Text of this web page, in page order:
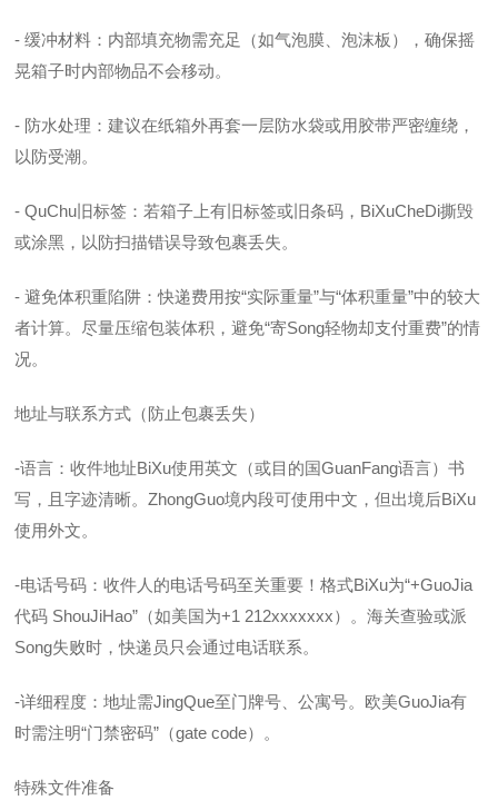
- 缓冲材料：内部填充物需充足（如气泡膜、泡沫板），确保摇
晃箱子时内部物品不会移动。
- 防水处理：建议在纸箱外再套一层防水袋或用胶带严密缠绕，
以防受潮。
- QuChu旧标签：若箱子上有旧标签或旧条码，BiXuCheDi撕毁
或涂黑，以防扫描错误导致包裹丢失。
- 避免体积重陷阱：快递费用按“实际重量”与“体积重量”中的较大
者计算。尽量压缩包装体积，避免“寄Song轻物却支付重费”的情
况。
地址与联系方式（防止包裹丢失）
-语言：收件地址BiXu使用英文（或目的国GuanFang语言）书
写，且字迹清晰。ZhongGuo境内段可使用中文，但出境后BiXu
使用外文。
-电话号码：收件人的电话号码至关重要！格式BiXu为“+GuoJia
代码 ShouJiHao”（如美国为+1 212xxxxxxx）。海关查验或派
Song失败时，快递员只会通过电话联系。
-详细程度：地址需JingQue至门牌号、公寓号。欧美GuoJia有
时需注明“门禁密码”（gate code）。
特殊文件准备